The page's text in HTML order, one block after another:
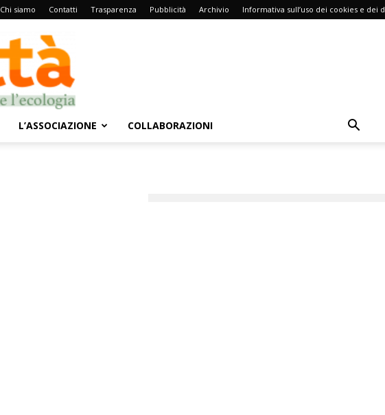
Chi siamo Contatti Trasparenza Pubblicità Archivio Informativa sull’uso dei cookies e dei
L’ASSOCIAZIONE COLLABORAZIONI